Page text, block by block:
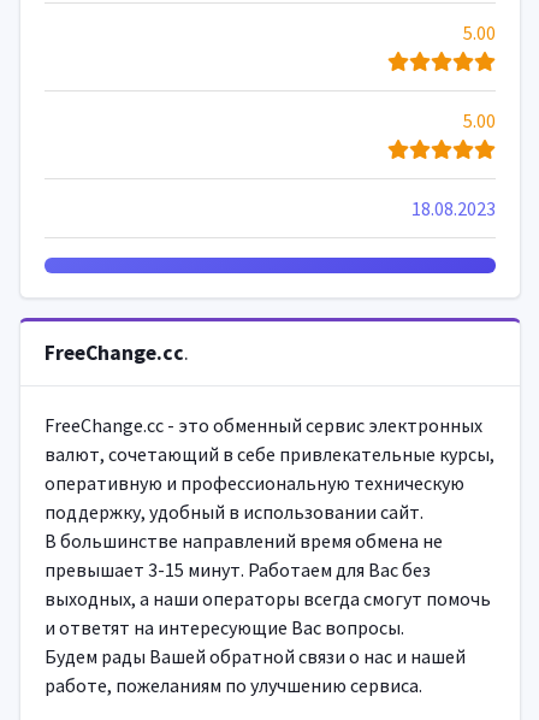
5.00
5.00
18.08.2023
FreeChange.cc.
FreeChange.cc - это обменный сервис электронных
валют, сочетающий в себе привлекательные курсы,
оперативную и профессиональную техническую
поддержку, удобный в использовании сайт.
В большинстве направлений время обмена не
превышает 3-15 минут. Работаем для Вас без
выходных, а наши операторы всегда смогут помочь
и ответят на интересующие Вас вопросы.
Будем рады Вашей обратной связи о нас и нашей
работе, пожеланиям по улучшению сервиса.